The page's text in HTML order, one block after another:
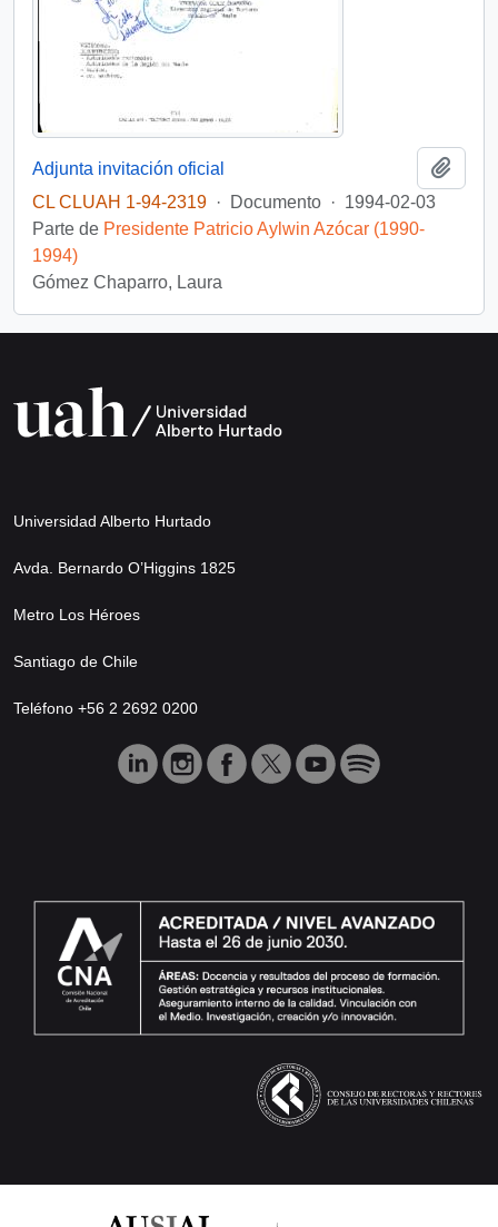
Adjunta invitación oficial
CL CLUAH 1-94-2319 · Documento · 1994-02-03
Parte de Presidente Patricio Aylwin Azócar (1990-
1994)
Gómez Chaparro, Laura
Universidad Alberto Hurtado
Avda. Bernardo O’Higgins 1825
Metro Los Héroes
Santiago de Chile
Teléfono +56 2 2692 0200